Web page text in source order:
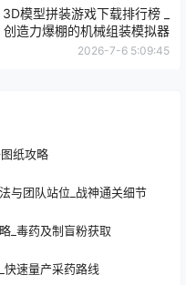
3D模型拼装游戏下载排行榜 _
创造力爆棚的机械组装模拟器
2026-7-6 5:09:45
纸攻略
与团队站位_战神通关细节
_毒药及制盲粉获取
快速量产采药路线